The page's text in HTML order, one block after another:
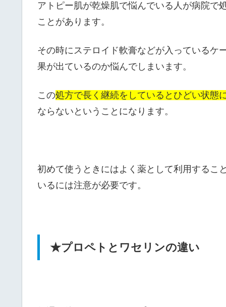
アトピー肌が乾燥肌で悩んでいる人が病院で
ことがあります。
その時にステロイド軟膏などが入っているケ
果が出ているのか悩んでしまいます。
この処方で長く継続をしているとひどい状態
ならないということになります。
初めて使うときにはよく薬として利用するこ
いるには注意が必要です。
★プロペトとワセリンの違い